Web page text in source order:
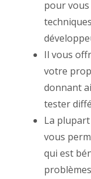
pour
Il vous
votre
donnant
tester
La
vous
qui est